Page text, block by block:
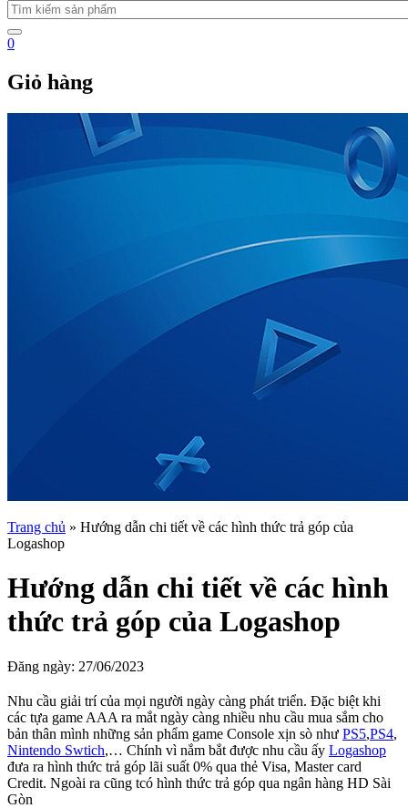
0
Giỏ hàng
Trang chủ » Hướng dẫn chi tiết về các hình thức trả góp của
Logashop
Hướng dẫn chi tiết về các hình
thức trả góp của Logashop
Đăng ngày: 27/06/2023
Nhu cầu giải trí của mọi người ngày càng phát triển. Đặc biệt khi
các tựa game AAA ra mắt ngày càng nhiều nhu cầu mua sắm cho
bản thân mình những sản phẩm game Console xịn sò như PS5,PS4,
Nintendo Swtich,… Chính vì nắm bắt được nhu cầu ấy Logashop
đưa ra hình thức trả góp lãi suất 0% qua thẻ Visa, Master card
Credit. Ngoài ra cũng tcó hình thức trả góp qua ngân hàng HD Sài
Gòn